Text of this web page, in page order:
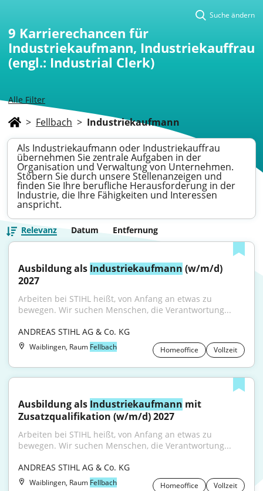
Alle Filter
Suche ändern
9 Karrierechancen für
Industriekaufmann, Industriekauffrau
(engl.: Industrial Clerk)
> Fellbach > Industriekaufmann
Als Industriekaufmann oder Industriekauffrau
übernehmen Sie zentrale Aufgaben in der
Organisation und Verwaltung von Unternehmen.
Stöbern Sie durch unsere Stellenanzeigen und
finden Sie Ihre berufliche Herausforderung in der
Industrie, die Ihre Fähigkeiten und Interessen
anspricht.
Relevanz Datum Entfernung
Ausbildung als Industriekaufmann (w/m/d)
2027
Arbeiten bei STIHL heißt, von Anfang an etwas zu
bewegen. Wir suchen Menschen, die Verantwortung...
ANDREAS STIHL AG & Co. KG
Waiblingen, Raum Fellbach Homeoffice Vollzeit
Ausbildung als Industriekaufmann mit
Zusatzqualifikation (w/m/d) 2027
Arbeiten bei STIHL heißt, von Anfang an etwas zu
bewegen. Wir suchen Menschen, die Verantwortung...
ANDREAS STIHL AG & Co. KG
Waiblingen, Raum Fellbach Homeoffice Vollzeit